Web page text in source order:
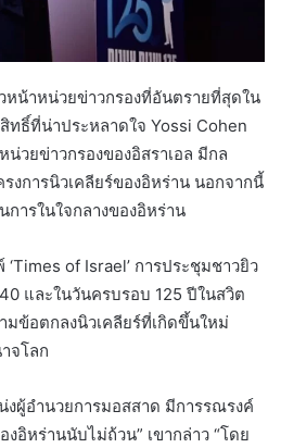
น้าหน่วยข่าวกรองที่อันตรายที่สุดใน
ทธิ์ที่น่าประหลาดใจ Yossi Cohen
วยข่าวกรองของอิสราเอล มีกล
งการนิวเคลียร์ของอิหร่าน นอกจากนี้
การในใจกลางของอิหร่าน
of Israel’ การประชุมชาวยิว
และในวันครบรอบ 125 ปีในสวิต
มข้อตกลงนิวเคลียร์ที่เกิดขึ้นใหม่
จโลก
งผู้อำนวยการมอสสาด มีการรณรงค์
อิหร่านนับไม่ถ้วน” เขากล่าว “โดย